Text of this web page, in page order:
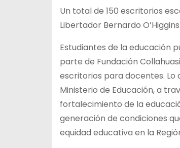
Un total de 150 escritorios
Libertador Bernardo
Estudiantes de la educación
parte de Fundación
escritorios para docentes.
Ministerio de Educación, a
fortalecimiento de la
generación de condiciones
equidad educativa en la